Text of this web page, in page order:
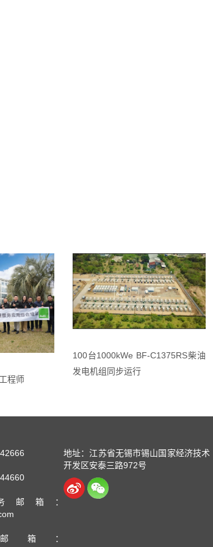
程师
100台1000kWe BF-C1375RS柴油
发电机组同步运行
箱：
箱：
地址：江苏省无锡市锡山国家经济技术
开发区安泰三路972号